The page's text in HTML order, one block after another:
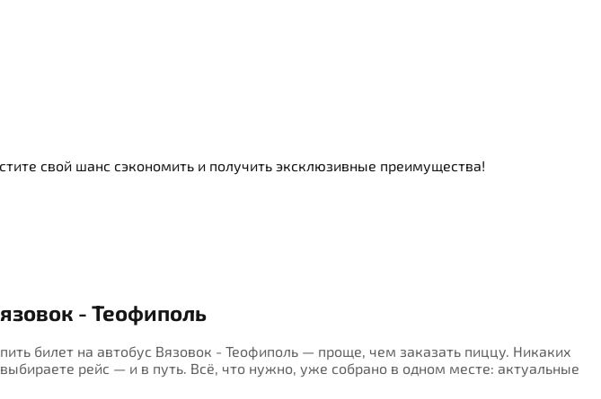
свой шанс сэкономить и получить эксклюзивные преимущества!
- Теофиполь
билет на автобус Вязовок - Теофиполь — проще, чем заказать пиццу. Никаких
рейс — и в путь. Всё, что нужно, уже собрано в одном месте: актуальные